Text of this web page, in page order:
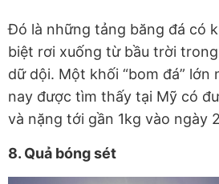
Đó là những tảng băng đá có
biệt rơi xuống từ bầu trời
dữ dội. Một khối “bom đá”
nay được tìm thấy tại Mỹ có
và nặng tới gần 1kg vào ngày
8. Quả bóng sét